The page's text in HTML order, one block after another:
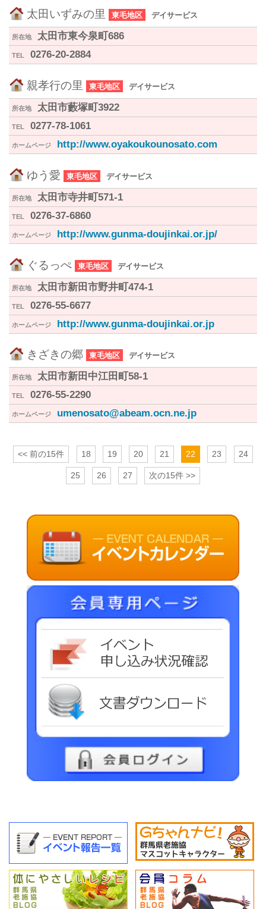
太田いずみの里 東毛地区 デイサービス
所在地 太田市東今泉町686
TEL 0276-20-2884
親孝行の里 東毛地区 デイサービス
所在地 太田市藪塚町3922
TEL 0277-78-1061
ホームページ http://www.oyakoukounosato.com
ゆう愛 東毛地区 デイサービス
所在地 太田市寺井町571-1
TEL 0276-37-6860
ホームページ http://www.gunma-doujinkai.or.jp/
ぐるっぺ 東毛地区 デイサービス
所在地 太田市新田市野井町474-1
TEL 0276-55-6677
ホームページ http://www.gunma-doujinkai.or.jp
きざきの郷 東毛地区 デイサービス
所在地 太田市新田中江田町58-1
TEL 0276-55-2290
ホームページ umenosato@abeam.ocn.ne.jp
<< 前の15件 18 19 20 21 22 23 24
25 26 27 次の15件 >>